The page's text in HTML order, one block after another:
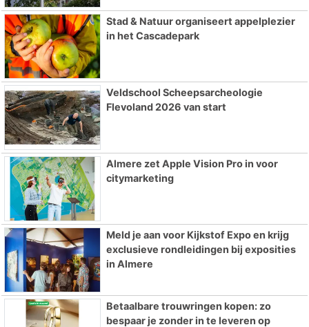
Stad & Natuur organiseert appelplezier
in het Cascadepark
Veldschool Scheepsarcheologie
Flevoland 2026 van start
Almere zet Apple Vision Pro in voor
citymarketing
Meld je aan voor Kijkstof Expo en krijg
exclusieve rondleidingen bij exposities
in Almere
Betaalbare trouwringen kopen: zo
bespaar je zonder in te leveren op